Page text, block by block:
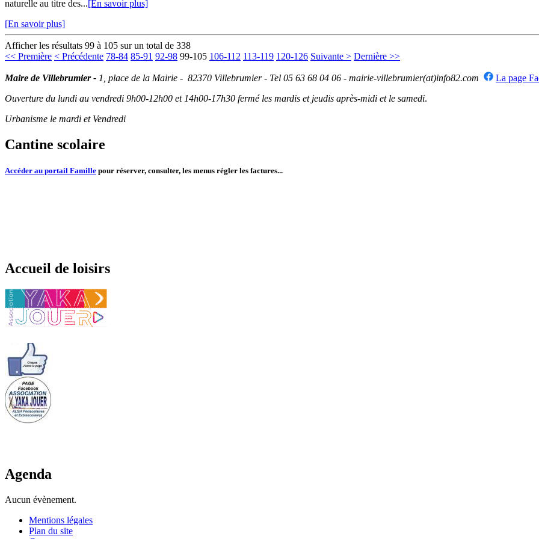
naturelle au titre des...[En savoir plus]
[En savoir plus]
Afficher les résultats 99 à 105 sur un total de 338
<< Première < Précédente 78-84 85-91 92-98 99-105 106-112 113-119 120-126 Suivante > Dernière >>
Maire de Villebrumier - 1, place de la Mairie - 82370 Villebrumier - Tel 05 63 68 04 06 - mairie-villebrumier(at)info82.com
La page
Ouverture du lundi au vendredi 9h00-12h00 et 14h00-17h30 fermé les mardis et jeudis après-midi et le samedi.
Urbanisme le mardi et Vendredi
Cantine scolaire
Accéder au portail Famille pour réserver, consulter, les menus régler les factures...
Accueil de loisirs
Agenda
Aucun évènement.
Mentions légales
Plan du site